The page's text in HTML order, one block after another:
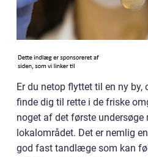
Er du netop flyttet til en ny by,
finde dig til rette i de friske
noget af det første
lokalområdet. Det er nemlig
god fast tandlæge som kan